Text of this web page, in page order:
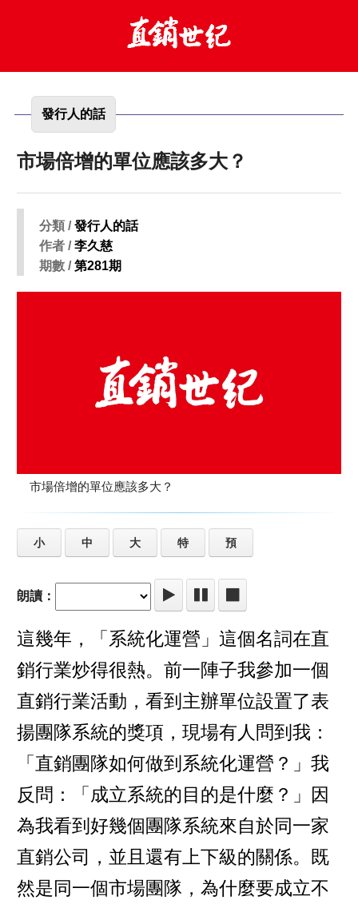
發行人的話
市場倍增的單位應該多大？
分類 /發行人的話
作者 /李久慈
期數 /第281期
市場倍增的單位應該多大？
小 中 大 特 預
朗讀：
這幾年，「系統化運營」這個名詞在直
銷行業炒得很熱。前一陣子我參加一個
直銷行業活動，看到主辦單位設置了表
揚團隊系統的獎項，現場有人問到我：
「直銷團隊如何做到系統化運營？」我
反問：「成立系統的目的是什麼？」因
為我看到好幾個團隊系統來自於同一家
直銷公司，並且還有上下級的關係。既
然是同一個市場團隊，為什麼要成立不